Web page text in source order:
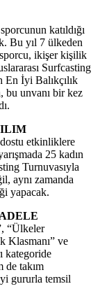
katıldığı
Bu yıl 7 ülkeden
ikişer kişilik
Surfcasting
En İyi Balıkçılık
bu unvanı bir kez
etkinliklere
25 kadın
Turnuvasıyla
aynı zamanda
yapacak.
“Ülkeler
Klasmanı” ve
kategoride
de takım
gururla temsil